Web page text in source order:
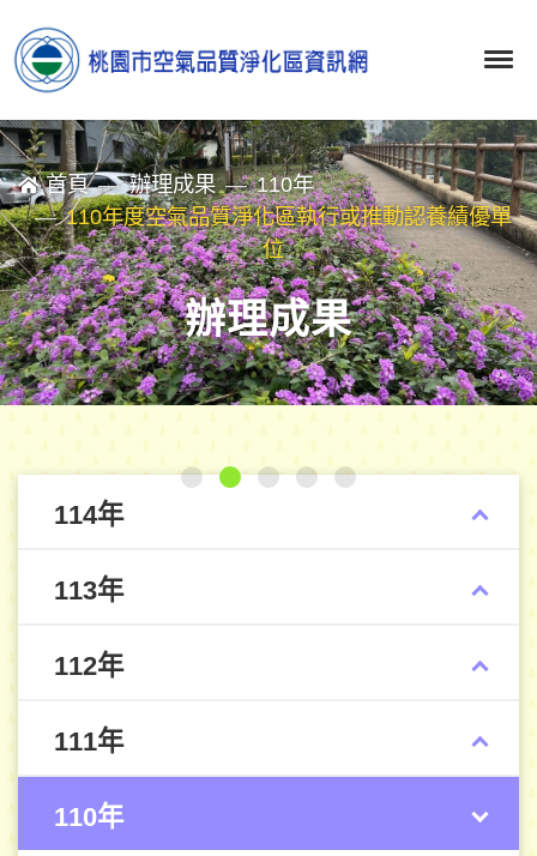
首頁 辦理成果
110年
110年度空氣品質淨化區執行或推動認養績優單
位
辦理成果
114年
113年
112年
111年
110年